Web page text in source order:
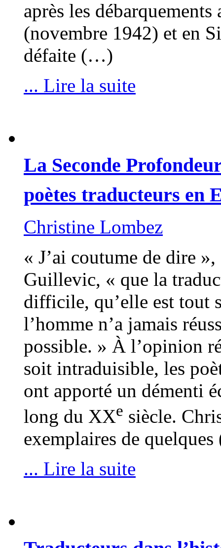
après les
(novembre 1942) et en
défaite (…)
... Lire la suite
La Seconde
poètes traducteurs en
Christine Lombez
« J’ai coutume de dire
Guillevic, « que la
difficile, qu’elle est tout
l’homme n’a jamais
possible. » À l’opinion
soit intraduisible, les
ont apporté un démenti
long du XXe siècle.
exemplaires de
... Lire la suite